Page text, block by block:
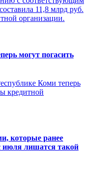
11,8 млрд руб.
организации.
могут погасить
Коми теперь
кредитной
которые ранее
июля лишатся такой